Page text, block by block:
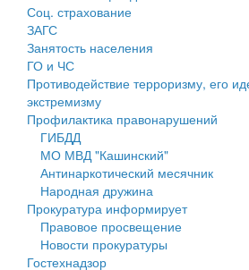
Персональные данные
Оценка регулирующего воздействия
Деятельность МУ
Нормативы градостроительного
Правила землепользования и
Генеральные планы
Проекты планировки территории
Соц. страхование
ЗАГС
Занятость населения
ГО и ЧС
Противодействие терроризму, его
экстремизму
Профилактика правонарушений
ГИБДД
МО МВД "Кашинский"
Антинаркотический месячник
Народная дружина
Прокуратура информирует
Правовое просвещение
Новости прокуратуры
Гостехнадзор